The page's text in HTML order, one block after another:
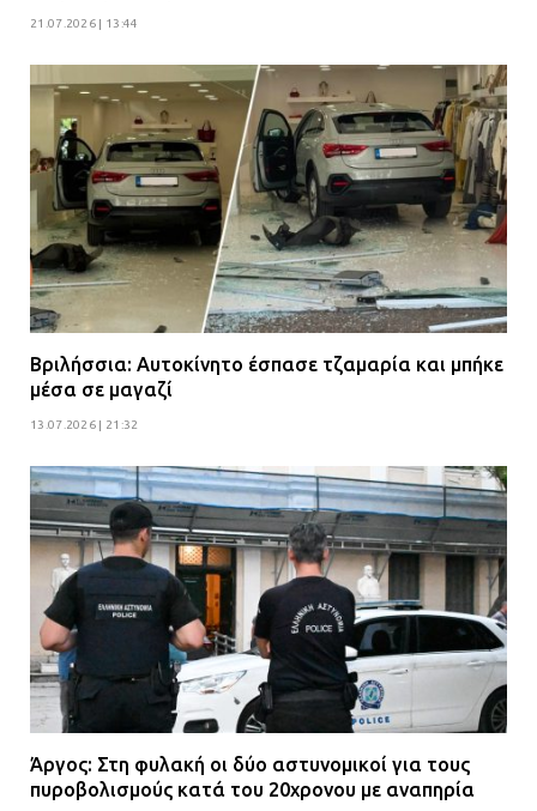
21.07.2026 | 13:44
Βριλήσσια: Αυτοκίνητο έσπασε τζαμαρία και μπήκε
μέσα σε μαγαζί
13.07.2026 | 21:32
Άργος: Στη φυλακή οι δύο αστυνομικοί για τους
πυροβολισμούς κατά του 20χρονου με αναπηρία